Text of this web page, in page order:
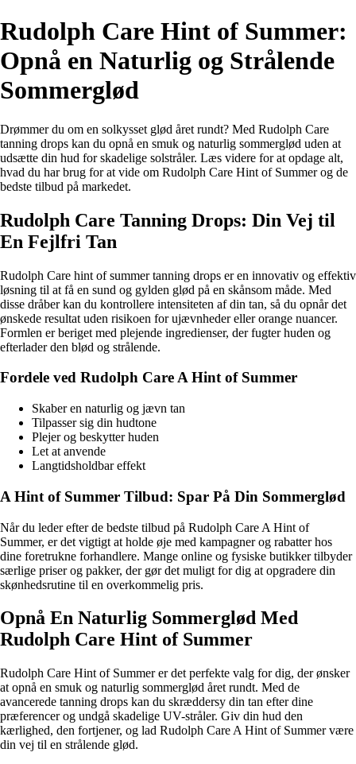
Rudolph Care Hint of Summer:
Opnå en Naturlig og Strålende
Sommerglød
Drømmer du om en solkysset glød året rundt? Med Rudolph Care
tanning drops kan du opnå en smuk og naturlig sommerglød uden at
udsætte din hud for skadelige solstråler. Læs videre for at opdage alt,
hvad du har brug for at vide om Rudolph Care Hint of Summer og de
bedste tilbud på markedet.
Rudolph Care Tanning Drops: Din Vej til
En Fejlfri Tan
Rudolph Care hint of summer tanning drops er en innovativ og effektiv
løsning til at få en sund og gylden glød på en skånsom måde. Med
disse dråber kan du kontrollere intensiteten af din tan, så du opnår det
ønskede resultat uden risikoen for ujævnheder eller orange nuancer.
Formlen er beriget med plejende ingredienser, der fugter huden og
efterlader den blød og strålende.
Fordele ved Rudolph Care A Hint of Summer
Skaber en naturlig og jævn tan
Tilpasser sig din hudtone
Plejer og beskytter huden
Let at anvende
Langtidsholdbar effekt
A Hint of Summer Tilbud: Spar På Din Sommerglød
Når du leder efter de bedste tilbud på Rudolph Care A Hint of
Summer, er det vigtigt at holde øje med kampagner og rabatter hos
dine foretrukne forhandlere. Mange online og fysiske butikker tilbyder
særlige priser og pakker, der gør det muligt for dig at opgradere din
skønhedsrutine til en overkommelig pris.
Opnå En Naturlig Sommerglød Med
Rudolph Care Hint of Summer
Rudolph Care Hint of Summer er det perfekte valg for dig, der ønsker
at opnå en smuk og naturlig sommerglød året rundt. Med de
avancerede tanning drops kan du skræddersy din tan efter dine
præferencer og undgå skadelige UV-stråler. Giv din hud den
kærlighed, den fortjener, og lad Rudolph Care A Hint of Summer være
din vej til en strålende glød.